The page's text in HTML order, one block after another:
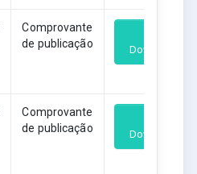
Comprovante
de publicação
Download
Comprovante
de publicação
Download